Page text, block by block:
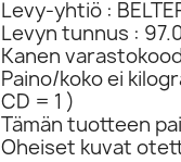
Levy-yhtiö :
Levyn tunnus :
Kanen
Paino/koko ei
CD = 1 )
Tämän tuotteen
Oheiset kuvat